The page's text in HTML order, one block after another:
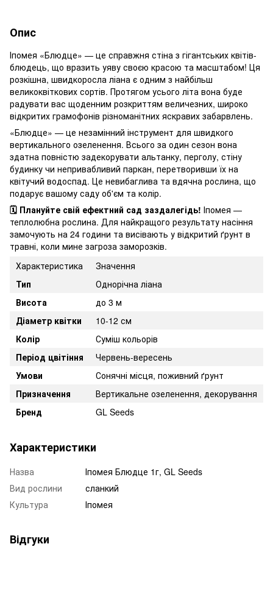
Опис
Іпомея «Блюдце» — це справжня стіна з гігантських квітів-
блюдець, що вразить уяву своєю красою та масштабом! Ця
розкішна, швидкоросла ліана є одним з найбільш
великоквіткових сортів. Протягом усього літа вона буде
радувати вас щоденним розкриттям величезних, широко
відкритих грамофонів різноманітних яскравих забарвлень.
«Блюдце» — це незамінний інструмент для швидкого
вертикального озеленення. Всього за один сезон вона
здатна повністю задекорувати альтанку, перголу, стіну
будинку чи непривабливий паркан, перетворивши їх на
квітучий водоспад. Це невибаглива та вдячна рослина, що
подарує вашому саду об'єм та колір.
🗓️ Плануйте свій ефектний сад заздалегідь! Іпомея —
теплолюбна рослина. Для найкращого результату насіння
замочують на 24 години та висівають у відкритий ґрунт в
травні, коли мине загроза заморозків.
Характеристика
Значення
Тип
Однорічна ліана
Висота
до 3 м
Діаметр квітки
10-12 см
Колір
Суміш кольорів
Період цвітіння
Червень-вересень
Умови
Сонячні місця, поживний ґрунт
Призначення
Вертикальне озеленення, декорування
Бренд
GL Seeds
Характеристики
Назва
Іпомея Блюдце 1г, GL Seeds
Вид рослини
сланкий
Культура
Іпомея
Відгуки